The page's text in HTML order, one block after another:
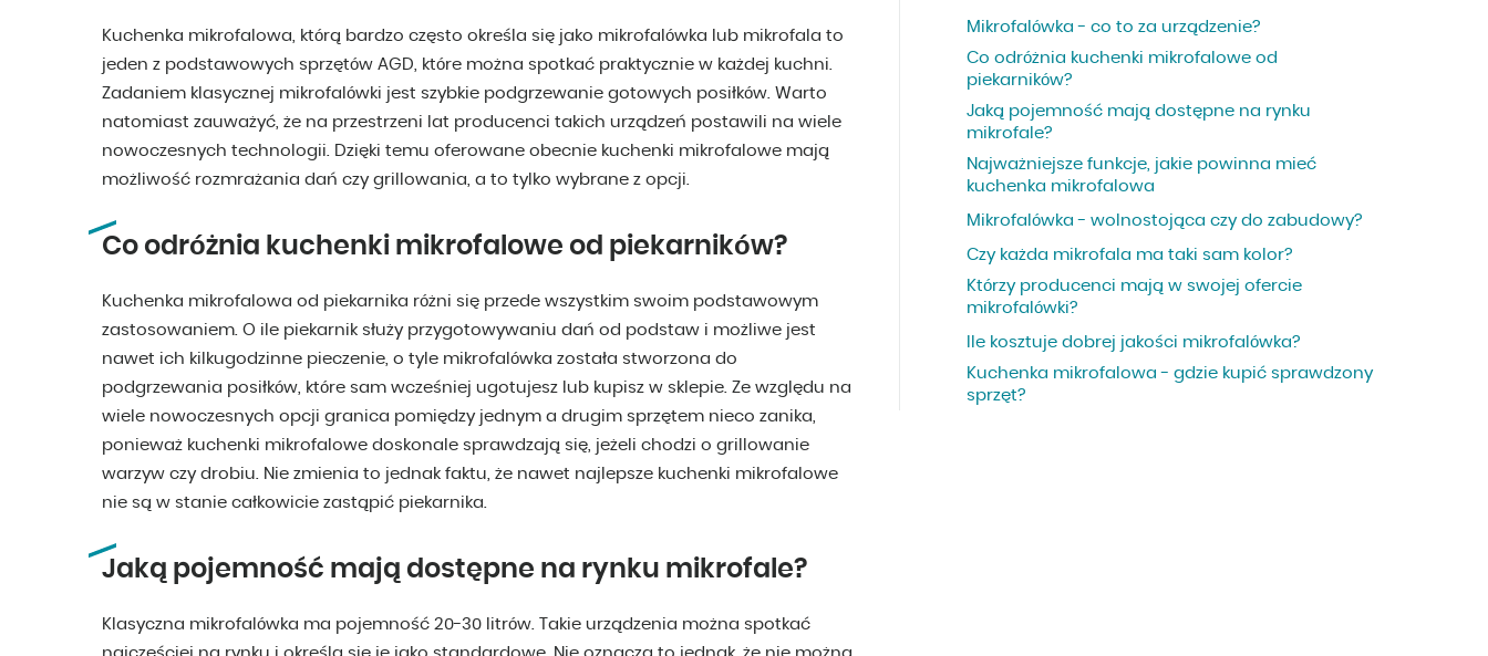
Kuchenka mikrofalowa, którą bardzo często określa się jako mikrofalówka lub mikrofala to
jeden z podstawowych sprzętów AGD, które można spotkać praktycznie w każdej kuchni.
Zadaniem klasycznej mikrofalówki jest szybkie podgrzewanie gotowych posiłków. Warto
natomiast zauważyć, że na przestrzeni lat producenci takich urządzeń postawili na wiele
nowoczesnych technologii. Dzięki temu oferowane obecnie kuchenki mikrofalowe mają
możliwość rozmrażania dań czy grillowania, a to tylko wybrane z opcji.
Co odróżnia kuchenki mikrofalowe od piekarników?
Kuchenka mikrofalowa od piekarnika różni się przede wszystkim swoim podstawowym
zastosowaniem. O ile piekarnik służy przygotowywaniu dań od podstaw i możliwe jest
nawet ich kilkugodzinne pieczenie, o tyle mikrofalówka została stworzona do
podgrzewania posiłków, które sam wcześniej ugotujesz lub kupisz w sklepie. Ze względu na
wiele nowoczesnych opcji granica pomiędzy jednym a drugim sprzętem nieco zanika,
ponieważ kuchenki mikrofalowe doskonale sprawdzają się, jeżeli chodzi o grillowanie
warzyw czy drobiu. Nie zmienia to jednak faktu, że nawet najlepsze kuchenki mikrofalowe
nie są w stanie całkowicie zastąpić piekarnika.
Jaką pojemność mają dostępne na rynku mikrofale?
Klasyczna mikrofalówka ma pojemność 20-30 litrów. Takie urządzenia można spotkać
Mikrofalówka - co to za urządzenie?
Co odróżnia kuchenki mikrofalowe od
piekarników?
Jaką pojemność mają dostępne na rynku
mikrofale?
Najważniejsze funkcje, jakie powinna mieć
kuchenka mikrofalowa
Mikrofalówka - wolnostojąca czy do zabudowy?
Czy każda mikrofala ma taki sam kolor?
Którzy producenci mają w swojej ofercie
mikrofalówki?
Ile kosztuje dobrej jakości mikrofalówka?
Kuchenka mikrofalowa - gdzie kupić sprawdzony
sprzęt?